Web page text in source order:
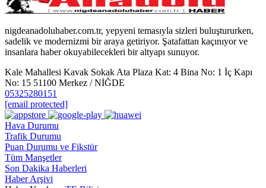
nigdeanadoluhaber.com.tr, yepyeni temasıyla sizleri buluştururken,
sadelik ve modernizmi bir araya getiriyor. Şatafattan kaçınıyor ve
insanlara haber okuyabilecekleri bir altyapı sunuyor.
Kale Mahallesi Kavak Sokak Ata Plaza Kat: 4 Bina No: 1 İç Kapı
No: 15 51100 Merkez / NİĞDE
05325280151
[email protected]
Hava Durumu
Trafik Durumu
Puan Durumu ve Fikstür
Tüm Manşetler
Son Dakika Haberleri
Haber Arşivi